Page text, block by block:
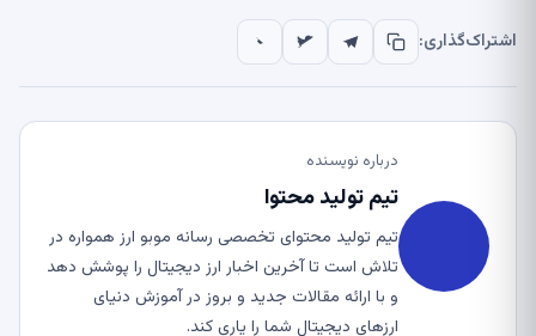
اشتراک‌گذاری:
درباره نویسنده
تیم تولید محتوا
تیم تولید محتوای تخصصی رسانه موبو ارز همواره در
تلاش است تا آخرین اخبار ارز دیجیتال را پوشش دهد
و با ارائه مقالات جدید و بروز در آموزش دنیای
ارزهای دیجیتال شما را یاری کند.